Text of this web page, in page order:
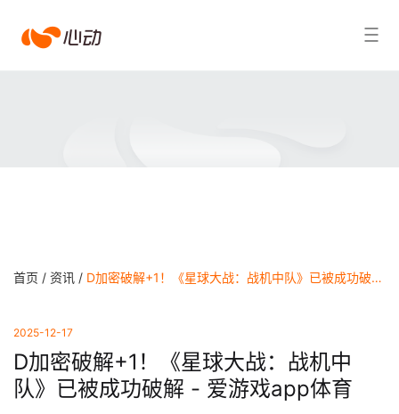
爱搜索结果
首页 / 资讯 / D加密破解+1！《星球大战：战机中队》已被成功破解 - 爱游戏app体育
2025-12-17
D加密破解+1！《星球大战：战机中
队》已被成功破解 - 爱游戏app体育